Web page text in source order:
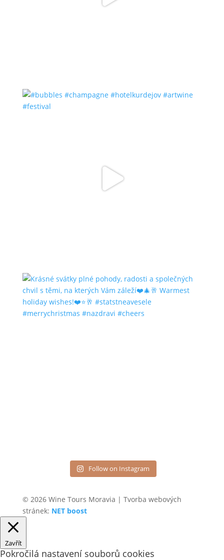
Follow on Instagram
© 2026 Wine Tours Moravia | Tvorba webových
stránek: NET boost
Zavřít
Pokročilá nastavení souborů cookies